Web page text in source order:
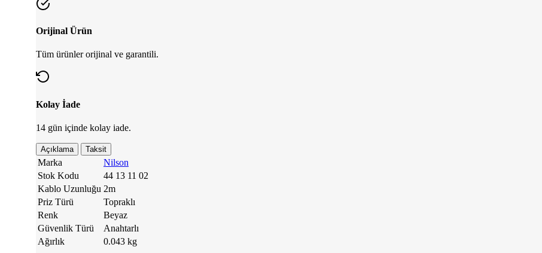
Orijinal Ürün
Tüm ürünler orijinal ve garantili.
Kolay İade
14 gün içinde kolay iade.
Açıklama Taksit
Marka
Nilson
Stok Kodu
44 13 11 02
Kablo Uzunluğu 2m
Priz Türü
Topraklı
Renk
Beyaz
Güvenlik Türü
Anahtarlı
Ağırlık
0.043 kg